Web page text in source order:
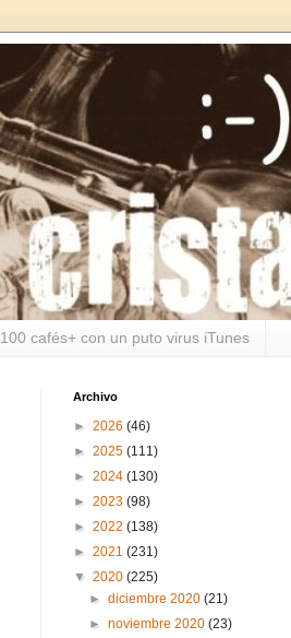
100 cafés+ con un puto virus iTunes
Archivo
► 2026 (46)
► 2025 (111)
► 2024 (130)
► 2023 (98)
► 2022 (138)
► 2021 (231)
▼ 2020 (225)
►diciembre 2020(21)
►noviembre 2020(23)